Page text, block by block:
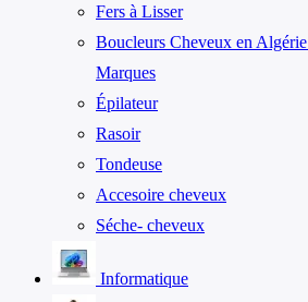
Fers à Lisser
Boucleurs Cheveux en
Marques
Épilateur
Rasoir
Tondeuse
Accesoire cheveux
Séche- cheveux
Informatique